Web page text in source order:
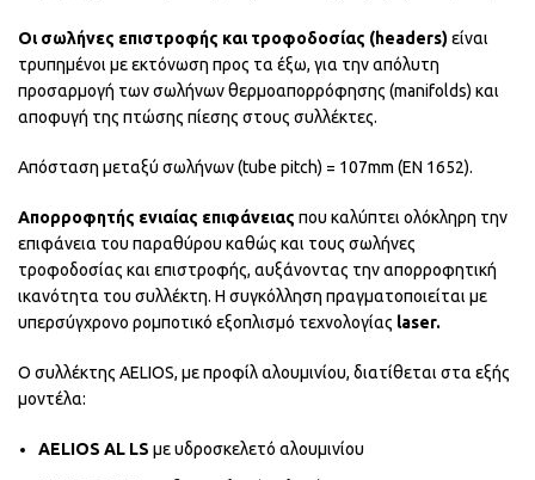
Οι σωλήνες επιστροφής και τροφοδοσίας (headers)είναι
τρυπημένοι με εκτόνωση προς τα έξω, για την απόλυτη
προσαρμογή των σωλήνων θερμοαπορρόφησης (manifolds) και
αποφυγή της πτώσης πίεσης στους συλλέκτες.
Απόσταση μεταξύ σωλήνων (tube pitch) = 107mm (EN 1652).
Απορροφητής ενιαίας επιφάνειας που καλύπτει ολόκληρη την
επιφάνεια του παραθύρου καθώς και τους σωλήνες
τροφοδοσίας και επιστροφής, αυξάνοντας την απορροφητική
ικανότητα του συλλέκτη. Η συγκόλληση πραγματοποιείται με
υπερσύγχρονο ρομποτικό εξοπλισμό τεχνολογίας laser.
Ο συλλέκτης AELIOS, με προφίλ αλουμινίου, διατίθεται στα εξής
μοντέλα:
AELIOS AL LS με υδροσκελετό αλουμινίου